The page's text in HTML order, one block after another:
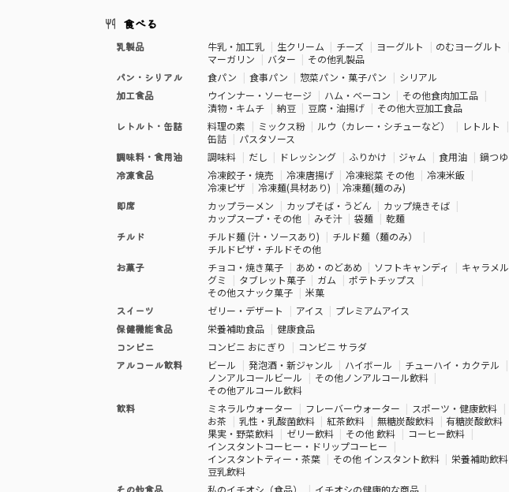
食べる
乳製品 牛乳・加工乳 生クリーム チーズ ヨーグルト
のむヨーグルト
マーガリン
バター
その他乳製品
パン・シリアル
食パン 食事パン 惣菜パン・菓子パン
シリアル
加工食品
ウインナー・ソーセージ ハム・ベーコン
その他食肉加工品
漬物・キムチ
納豆 豆腐・油揚げ
その他大豆加工食品
レトルト・缶詰
料理の素 ミックス粉 ルウ（カレー・シチューなど）
レトルト
缶詰
パスタソース
調味料・食用油
調味料 だし ドレッシング ふりかけ ジャム 食用油
鍋つゆ
冷凍食品
冷凍餃子・焼売 冷凍唐揚げ 冷凍総菜 その他
冷凍米飯
冷凍ピザ
冷凍麺(具材あり)
冷凍麺(麺のみ)
即席
カップラーメン カップそば・うどん
カップ焼きそば
カップスープ・その他
みそ汁 袋麺
乾麺
チルド
チルド麺 (汁・ソースあり)
チルド麺（麺のみ）
チルドピザ・チルドその他
お菓子
チョコ・焼き菓子 あめ・のどあめ ソフトキャンディ
キャラメル
グミ
タブレット菓子 ガム
ポテトチップス
その他スナック菓子
米菓
スイーツ
ゼリー・デザート アイス
プレミアムアイス
保健機能食品
栄養補助食品
健康食品
コンビニ
コンビニ おにぎり
コンビニ サラダ
アルコール飲料
ビール 発泡酒・新ジャンル ハイボール
チューハイ・カクテル
ノンアルコールビール
その他ノンアルコール飲料
その他アルコール飲料
飲料
ミネラルウォーター フレーバーウォーター
スポーツ・健康飲料
お茶
乳性・乳酸菌飲料 紅茶飲料 無糖炭酸飲料
有糖炭酸飲料
果実・野菜飲料
ゼリー飲料 その他 飲料
コーヒー飲料
インスタントコーヒー・ドリップコーヒー
インスタントティー・茶葉
その他 インスタント飲料
栄養補助飲料
豆乳飲料
その他食品
私のイチオシ（食品） イチオシの健康的な商品